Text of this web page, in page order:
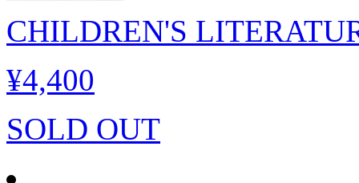
CHILDREN'S
¥4,400
SOLD OUT